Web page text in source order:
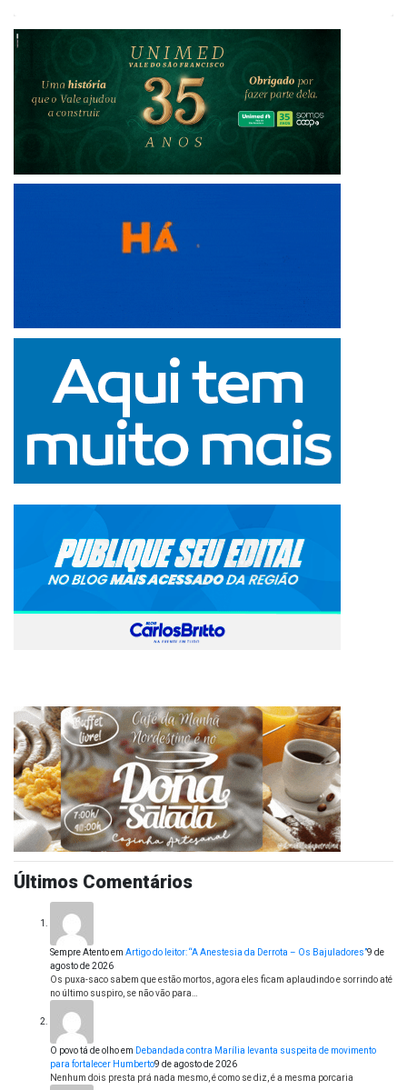
Últimos Comentários
Sempre Atentoem Artigo do leitor: “A Anestesia da Derrota – Os Bajuladores”9 de
agosto de 2026
Os puxa-saco sabem que estão mortos, agora eles ficam aplaudindo e sorrindo até
no último suspiro, se não vão para…
O povo tá de olhoem Debandada contra Marília levanta suspeita de movimento
para fortalecer Humberto9 de agosto de 2026
Nenhum dois presta prá nada mesmo, é como se diz, é a mesma porcaria